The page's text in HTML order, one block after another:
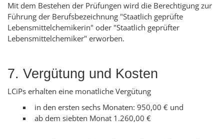
Mit dem Bestehen der Prüfungen wird die Berechtigung zur
Führung der Berufsbezeichnung "Staatlich geprüfte
Lebensmittelchemikerin" oder "Staatlich geprüfter
Lebensmittelchemiker" erworben.
7. Vergütung und Kosten
LCiPs erhalten eine monatliche Vergütung
in den ersten sechs Monaten: 950,00 € und
ab dem siebten Monat 1.260,00 €